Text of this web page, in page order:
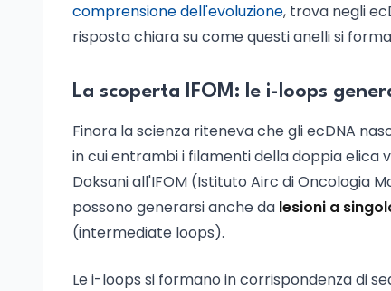
comprensione dell'evoluzione, trova negli
risposta chiara su come questi anelli si
La scoperta IFOM: le i-loops
Finora la scienza riteneva che gli ecDNA
in cui entrambi i filamenti della doppia elica
Doksani all'IFOM (Istituto Airc di Oncologia
possono generarsi anche da lesioni a
(intermediate loops).
Le i-loops si formano in corrispondenza di